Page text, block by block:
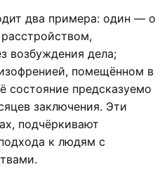
два примера: один — о
возбуждения дела;
помещённом в
состояние предсказуемо
заключения. Эти
подчёркивают
к людям с